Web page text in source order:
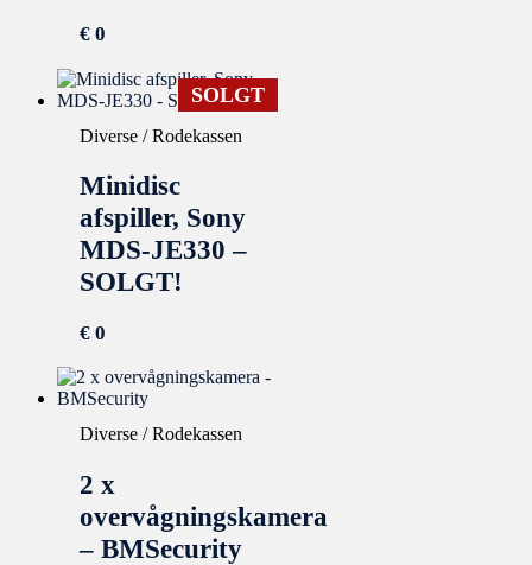
€0
SOLGT
Diverse / Rodekassen
Minidisc
afspiller, Sony
MDS-JE330 –
SOLGT!
€0
Diverse / Rodekassen
2 x
overvågningskamera
– BMSecurity